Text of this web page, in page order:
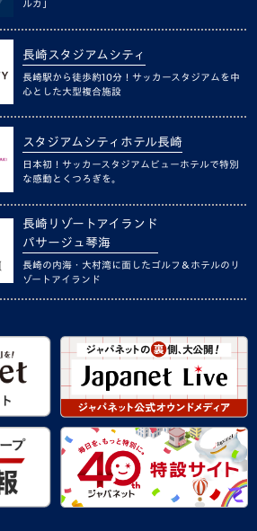
ルカ」
長崎スタジアムシティ
長崎駅から徒歩約10分！サッカースタジアムを中
心とした大型複合施設
スタジアムシティホテル長崎
日本初！サッカースタジアムビューホテルで特別
な感動とくつろぎを。
長崎リゾートアイランド
パサージュ琴海
長崎の内海・大村湾に面したゴルフ＆ホテルのリ
ゾートアイランド